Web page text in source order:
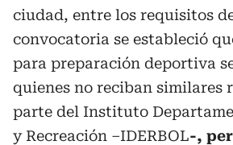
ciudad, entre los requisitos
convocatoria se estableció
para preparación deportiva
quienes no reciban similares
parte del Instituto
y Recreación –IDERBOL-,